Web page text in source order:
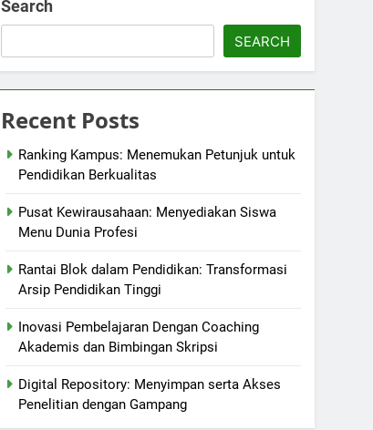
Search
SEARCH
Recent Posts
Ranking Kampus: Menemukan Petunjuk untuk
Pendidikan Berkualitas
Pusat Kewirausahaan: Menyediakan Siswa
Menu Dunia Profesi
Rantai Blok dalam Pendidikan: Transformasi
Arsip Pendidikan Tinggi
Inovasi Pembelajaran Dengan Coaching
Akademis dan Bimbingan Skripsi
Digital Repository: Menyimpan serta Akses
Penelitian dengan Gampang